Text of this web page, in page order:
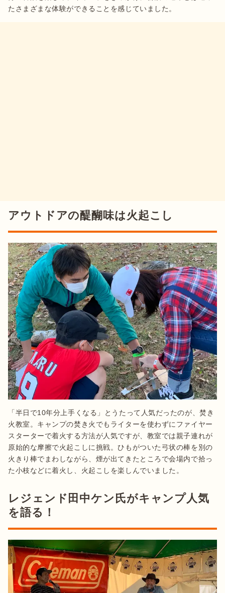
たさまざまな体験ができることを感じていました。
アウトドアの醍醐味は火起こし
「半日で10年分上手くなる」とうたって人気だったのが、焚き
火教室。キャンプの焚き火でもライターを使わずにファイヤー
スターターで着火する方法が人気ですが、教室では親子連れが
原始的な摩擦で火起こしに挑戦。ひもがついた弓状の棒を別の
火きり棒でまわしながら、煙が出てきたところで会場内で拾っ
た小枝などに着火し、火起こしを楽しんでいました。
レジェンド田中ケン氏がキャンプ人気
を語る！